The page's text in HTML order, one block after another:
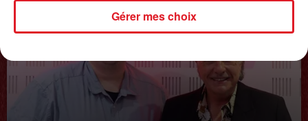
Gérer mes choix